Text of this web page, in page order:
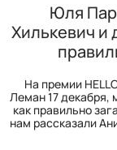
Юля
Хилькевич и
На премии
Леман 17 декабря,
как правильно
нам рассказали